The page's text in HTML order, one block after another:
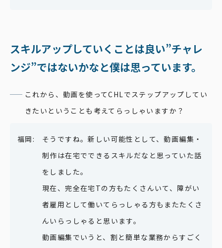
スキルアップしていくことは良い”チャレ
ンジ”ではないかなと僕は思っています。
これから、動画を使ってCHLでステップアップしてい
きたいということも考えてらっしゃいますか？
そうですね。新しい可能性として、動画編集・
制作は在宅でできるスキルだなと思っていた話
をしました。
現在、完全在宅Tの方もたくさんいて、障がい
者雇用として働いてらっしゃる方もまたたくさ
んいらっしゃると思います。
動画編集でいうと、割と簡単な業務からすごく